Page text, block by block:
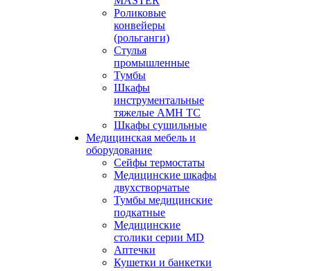
Роликовые
конвейеры
(рольганги)
Стулья
промышленные
Тумбы
Шкафы
инструментальные
тяжелые АМН ТС
Шкафы сушильные
Медицинская мебель и
оборудование
Сейфы термостаты
Медицинские шкафы
двухстворчатые
Тумбы медицинские
подкатные
Медицинские
столики серии MD
Аптечки
Кушетки и банкетки